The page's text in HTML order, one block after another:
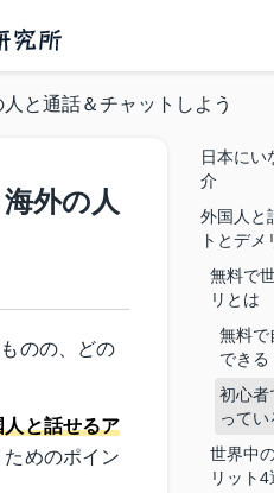
と通話＆チャットしよう
外の人
のの、どの
と話せるア
めのポイン
日本にい
介
外国人と
トとデメ
無料で
リとは
無料で
できる
初心者
ってい
世界中
リット4